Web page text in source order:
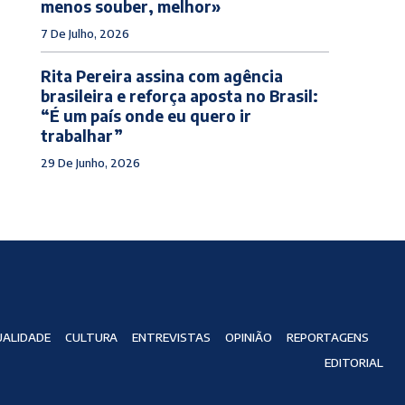
menos souber, melhor»
7 De Julho, 2026
Rita Pereira assina com agência
brasileira e reforça aposta no Brasil:
“É um país onde eu quero ir
trabalhar”
29 De Junho, 2026
CULTURA ENTREVISTAS OPINIÃO
REPORTAGENS
EDITORIAL